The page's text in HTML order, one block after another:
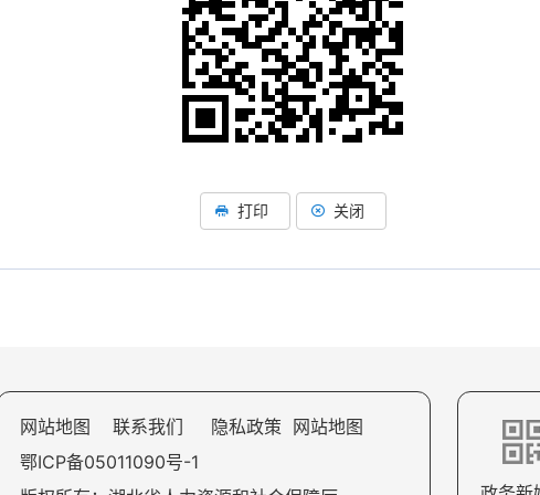
打印 关闭
网站地图 联系我们 隐私政策 网站地图
鄂ICP备05011090号-1